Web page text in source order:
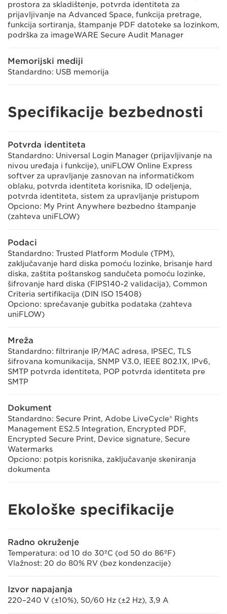
prostora za skladištenje, potvrda identiteta za
prijavljivanje na Advanced Space, funkcija pretrage,
funkcija sortiranja, štampanje PDF datoteke sa lozinkom,
podrška za imageWARE Secure Audit Manager
Memorijski mediji
Standardno: USB memorija
Specifikacije bezbednosti
Potvrda identiteta
Standardno: Universal Login Manager (prijavljivanje na
nivou uređaja i funkcije), uniFLOW Online Express
softver za upravljanje zasnovan na informatičkom
oblaku, potvrda identiteta korisnika, ID odeljenja,
potvrda identiteta, sistem za upravljanje pristupom
Opciono: My Print Anywhere bezbedno štampanje
(zahteva uniFLOW)
Podaci
Standardno: Trusted Platform Module (TPM),
zaključavanje hard diska pomoću lozinke, brisanje hard
diska, zaštita poštanskog sandučeta pomoću lozinke,
šifrovanje hard diska (FIPS140-2 validacija), Common
Criteria sertifikacija (DIN ISO 15408)
Opciono: sprečavanje gubitka podataka (zahteva
uniFLOW)
Mreža
Standardno: filtriranje IP/MAC adresa, IPSEC, TLS
šifrovana komunikacija, SNMP V3.0, IEEE 802.1X, IPv6,
SMTP potvrda identiteta, POP potvrda identiteta pre
SMTP
Dokument
Standardno: Secure Print, Adobe LiveCycle® Rights
Management ES2.5 Integration, Encrypted PDF,
Encrypted Secure Print, Device signature, Secure
Watermarks
Opciono: potpis korisnika, zaključavanje skeniranja
dokumenta
Ekološke specifikacije
Radno okruženje
Temperatura: od 10 do 30ºC (od 50 do 86ºF)
Vlažnost: 20 do 80% RV (bez kondenzacije)
Izvor napajanja
220–240 V (±10%), 50/60 Hz (±2 Hz), 3,9 A